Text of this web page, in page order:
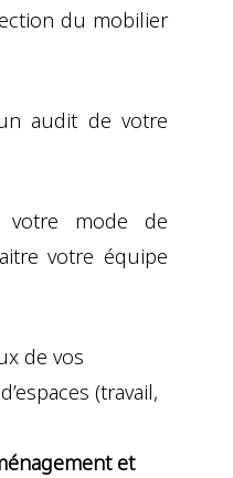
du mobilier
audit de votre
votre mode de
votre équipe
de vos
(travail,
et